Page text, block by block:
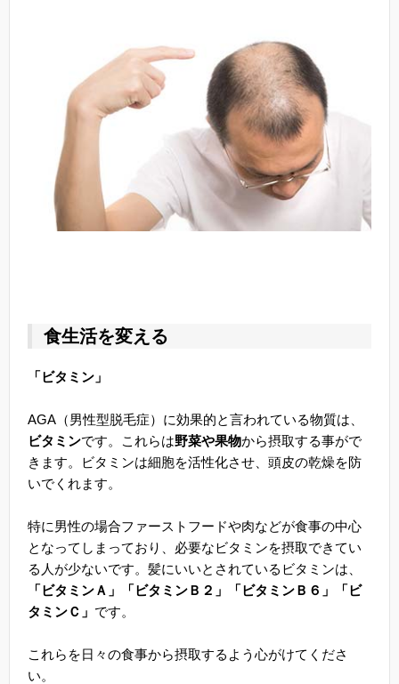
食生活を変える
「ビタミン」
AGA（男性型脱毛症）に効果的と言われている物質は、
ビタミンです。これらは野菜や果物から摂取する事がで
きます。ビタミンは細胞を活性化させ、頭皮の乾燥を防
いでくれます。
特に男性の場合ファーストフードや肉などが食事の中心
となってしまっており、必要なビタミンを摂取できてい
る人が少ないです。髪にいいとされているビタミンは、
「ビタミンＡ」「ビタミンＢ２」「ビタミンＢ６」「ビ
タミンＣ」 です。
これらを日々の食事から摂取するよう心がけてくださ
い。